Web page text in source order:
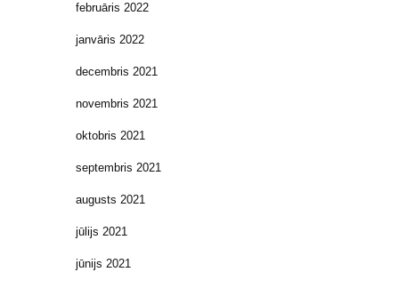
februāris 2022
janvāris 2022
decembris 2021
novembris 2021
oktobris 2021
septembris 2021
augusts 2021
jūlijs 2021
jūnijs 2021